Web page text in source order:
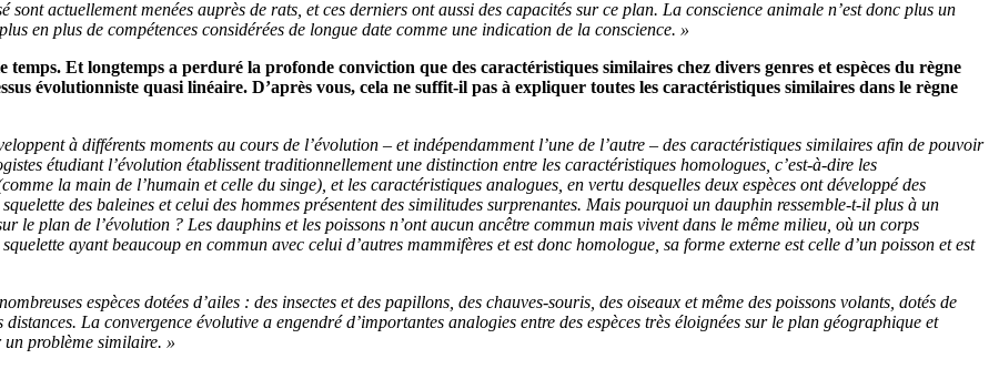
actuellement menées auprès de rats, et ces derniers ont aussi des capacités sur ce plan. La conscience animale n’est donc plus un
en plus de compétences considérées de longue date comme une indication de la conscience. »
Et longtemps a perduré la profonde conviction que des caractéristiques similaires chez divers genres et espèces du règne
évolutionniste quasi linéaire. D’après vous, cela ne suffit-il pas à expliquer toutes les caractéristiques similaires dans le règne
à différents moments au cours de l’évolution – et indépendamment l’une de l’autre – des caractéristiques similaires afin de pouvoir
étudiant l’évolution établissent traditionnellement une distinction entre les caractéristiques homologues, c’est-à-dire les
la main de l’humain et celle du singe), et les caractéristiques analogues, en vertu desquelles deux espèces ont développé des
des baleines et celui des hommes présentent des similitudes surprenantes. Mais pourquoi un dauphin ressemble-t-il plus à un
le plan de l’évolution ? Les dauphins et les poissons n’ont aucun ancêtre commun mais vivent dans le même milieu, où un corps
ayant beaucoup en commun avec celui d’autres mammifères et est donc homologue, sa forme externe est celle d’un poisson et est
espèces dotées d’ailes : des insectes et des papillons, des chauves-souris, des oiseaux et même des poissons volants, dotés de
La convergence évolutive a engendré d’importantes analogies entre des espèces très éloignées sur le plan géographique et
problème similaire. »